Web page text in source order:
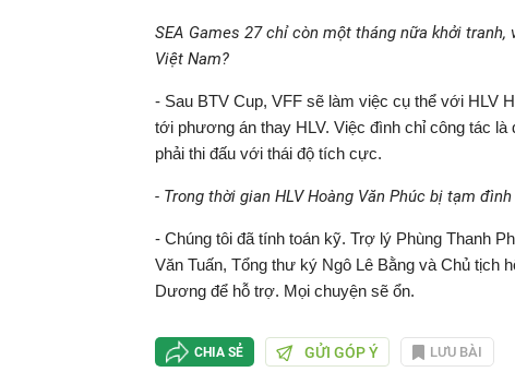
SEA Games 27 chỉ còn một tháng nữa khởi
Việt Nam?
- Sau BTV Cup, VFF sẽ làm việc cụ thể với HLV
tới phương án thay HLV. Việc đình chỉ công tác
phải thi đấu với thái độ tích cực.
- Trong thời gian HLV Hoàng Văn Phúc bị tạm
- Chúng tôi đã tính toán kỹ. Trợ lý Phùng Thanh
Văn Tuấn, Tổng thư ký Ngô Lê Bằng và Chủ tịch
Dương để hỗ trợ. Mọi chuyện sẽ ổn.
CHIA SẺ GỬI GÓP Ý LƯU BÀI